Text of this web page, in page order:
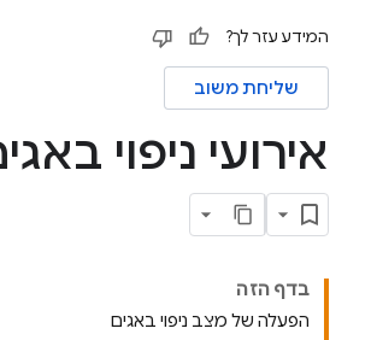
המידע עזר לך?
שליחת משוב
אירועי ניפוי
בדף הזה
הפעלה של מצב ניפוי באגים